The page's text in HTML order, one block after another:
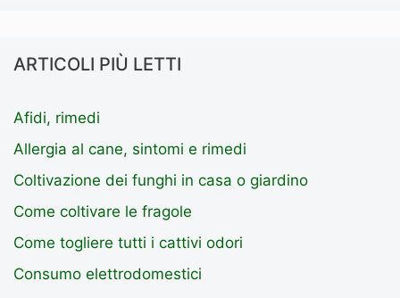
ARTICOLI PIÙ LETTI
Afidi, rimedi
Allergia al cane, sintomi e rimedi
Coltivazione dei funghi in casa o giardino
Come coltivare le fragole
Come togliere tutti i cattivi odori
Consumo elettrodomestici